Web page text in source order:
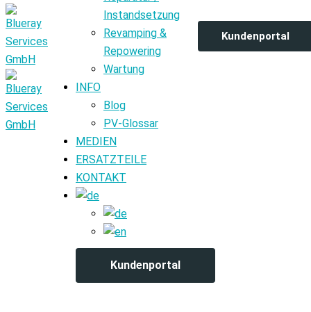
Instandsetzung
Revamping &
Repowering
Wartung
INFO
Blog
PV-Glossar
MEDIEN
ERSATZTEILE
KONTAKT
Kundenportal
Kundenportal